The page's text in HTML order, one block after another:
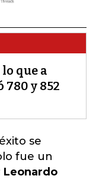
que a
780 y 852
se
fue un
Leonardo